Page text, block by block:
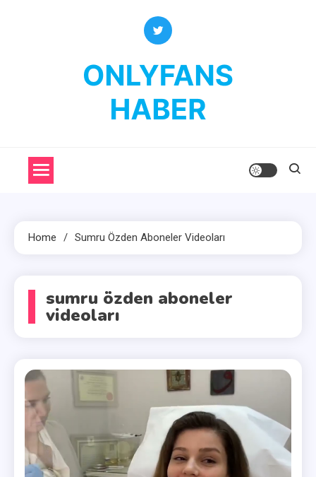
Home Sumru Özden Aboneler Videoları
sumru özden aboneler
videoları